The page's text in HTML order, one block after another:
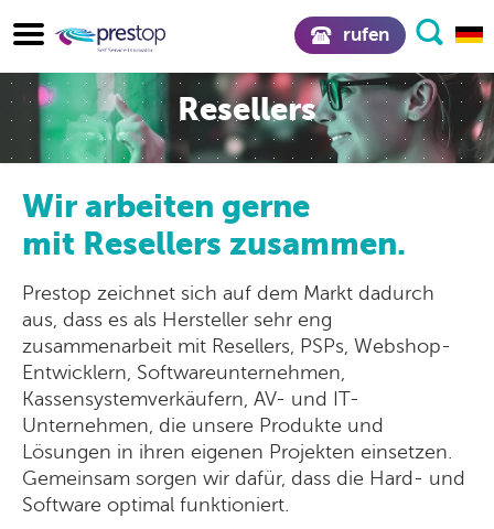
rufen
Resellers
Wir arbeiten gerne
mit Resellers zusammen.
Prestop zeichnet sich auf dem Markt dadurch
aus, dass es als Hersteller sehr eng
zusammenarbeit mit Resellers, PSPs, Webshop-
Entwicklern, Softwareunternehmen,
Kassensystemverkäufern, AV- und IT-
Unternehmen, die unsere Produkte und
Lösungen in ihren eigenen Projekten einsetzen.
Gemeinsam sorgen wir dafür, dass die Hard- und
Software optimal funktioniert.